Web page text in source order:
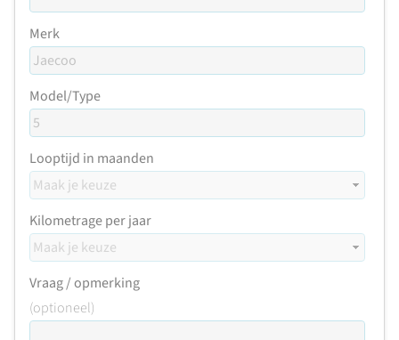
Merk
Model/Type
Looptijd in maanden
Kilometrage per jaar
Vraag / opmerking
(optioneel)